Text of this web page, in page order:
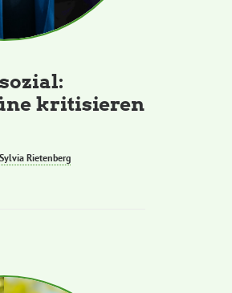
kritisieren
Sylvia Rietenberg